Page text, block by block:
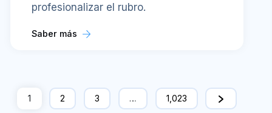
profesionalizar el rubro.
Saber más
1 2 3 … 1,023